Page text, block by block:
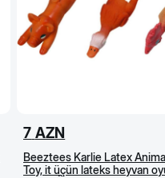
7 AZN
Beeztees Karlie Latex
Toy, it üçün lateks heyvan